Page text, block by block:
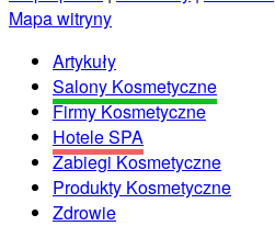
Mapa witryny
Artykuły
Salony Kosmetyczne
Firmy Kosmetyczne
Hotele SPA
Zabiegi Kosmetyczne
Produkty Kosmetyczne
Zdrowie